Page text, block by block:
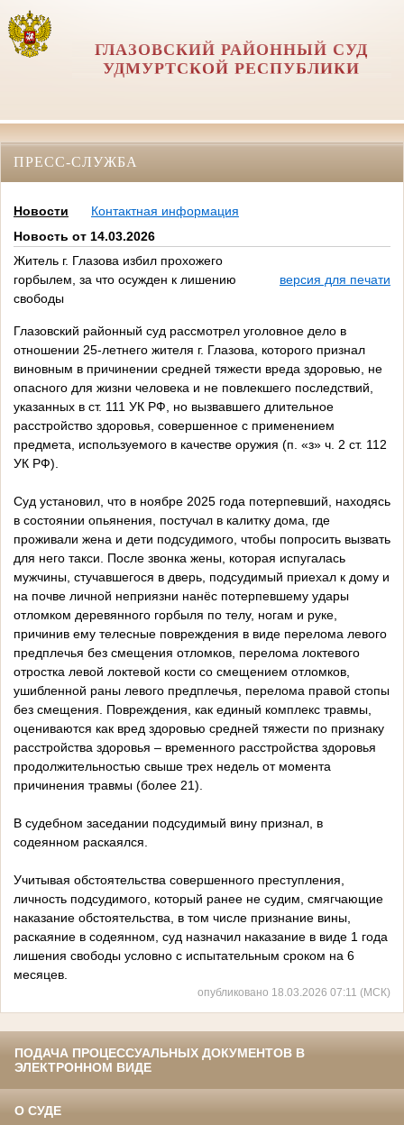
ГЛАЗОВСКИЙ РАЙОННЫЙ СУД
УДМУРТСКОЙ РЕСПУБЛИКИ
ПРЕСС-СЛУЖБА
Новости
Контактная информация
Новость от 14.03.2026
Житель г. Глазова избил прохожего
горбылем, за что осужден к лишению
свободы
версия для печати
Глазовский районный суд рассмотрел уголовное дело в
отношении 25-летнего жителя г. Глазова, которого признал
виновным в причинении средней тяжести вреда здоровью, не
опасного для жизни человека и не повлекшего последствий,
указанных в ст. 111 УК РФ, но вызвавшего длительное
расстройство здоровья, совершенное с применением
предмета, используемого в качестве оружия (п. «з» ч. 2 ст. 112
УК РФ).
Суд установил, что в ноябре 2025 года потерпевший, находясь
в состоянии опьянения, постучал в калитку дома, где
проживали жена и дети подсудимого, чтобы попросить вызвать
для него такси. После звонка жены, которая испугалась
мужчины, стучавшегося в дверь, подсудимый приехал к дому и
на почве личной неприязни нанёс потерпевшему удары
отломком деревянного горбыля по телу, ногам и руке,
причинив ему телесные повреждения в виде перелома левого
предплечья без смещения отломков, перелома локтевого
отростка левой локтевой кости со смещением отломков,
ушибленной раны левого предплечья, перелома правой стопы
без смещения. Повреждения, как единый комплекс травмы,
оцениваются как вред здоровью средней тяжести по признаку
расстройства здоровья – временного расстройства здоровья
продолжительностью свыше трех недель от момента
причинения травмы (более 21).
В судебном заседании подсудимый вину признал, в
содеянном раскаялся.
Учитывая обстоятельства совершенного преступления,
личность подсудимого, который ранее не судим, смягчающие
наказание обстоятельства, в том числе признание вины,
раскаяние в содеянном, суд назначил наказание в виде 1 года
лишения свободы условно с испытательным сроком на 6
месяцев.
опубликовано 18.03.2026 07:11 (МСК)
ПОДАЧА ПРОЦЕССУАЛЬНЫХ ДОКУМЕНТОВ В
ЭЛЕКТРОННОМ ВИДЕ
О СУДЕ